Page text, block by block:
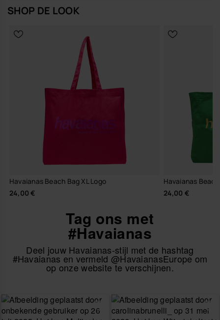
SHOP DE LOOK
Havaianas Beach Bag XL Logo
24,00 €
Havaianas
24,00 €
Tag ons met
#Havaianas
Deel jouw Havaianas-stijl met de hashtag
#Havaianas en vermeld @HavaianasEurope om
op onze website te verschijnen.